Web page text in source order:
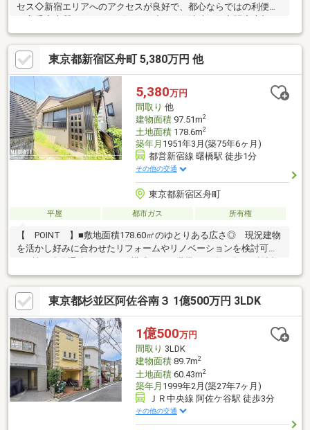
セス◇新宿エリアへのアクセスが良好で、都心ならではの利便性
お車を雨風から守るビルトインガレージ付き
東京都新宿区舟町 5,380万円 他
5,380万円
間取り 他
建物面積97.51m2
土地面積178.6m2
築年月 1951年3月(築75年6ヶ月)
都営新宿線 曙橋駅 徒歩1分
その他の交通
東京都新宿区舟町
平屋 都市ガス 所有権
【 POINT 】■敷地面積178.60㎡のゆとりある広さ◎ 現況建物
を活かし好みに合わせたリフォームやリノベーションを検討可能
しやすい◎ 家族のつながりを保ちながらそれぞれの生活空間を
分けられます■すべての空間をひとつの階に配した伸びやかな平
屋建て【 AREA 】■曙橋駅1分！3駅3路線利用可能！ 新宿・
東京・大手町・六本木方面へつながり 行き先に合わせて使い分
けやすい立地です♪■四季折々の自然を楽しめる新宿御苑も徒歩圏
内！ 都心に暮らしながら休日の散策や気分転換に緑豊かな時間
を取り入れられます♪
東京都杉並区阿佐谷南３ 1億500万円 3LDK
1億500万円
間取り 3LDK
建物面積89.7m2
土地面積60.43m2
築年月 1999年2月(築27年7ヶ月)
ＪＲ中央線 阿佐ケ谷駅 徒歩3分
その他の交通